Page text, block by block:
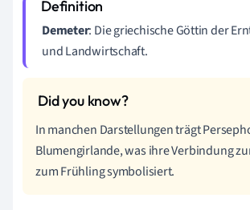
Demeter: Die griechische Göttin der
und Landwirtschaft.
In manchen Darstellungen trägt
Blumengirlande, was ihre Verbindung
zum Frühling symbolisiert.